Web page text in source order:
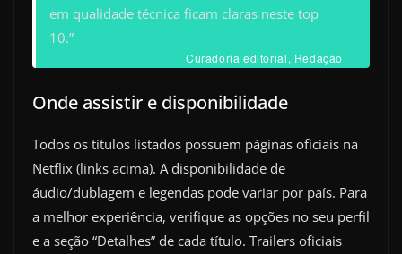
em qualidade técnica ficam claras neste top
10.”
Curadoria editorial, Redação
Onde assistir e disponibilidade
Todos os títulos listados possuem páginas oficiais na
Netflix (links acima). A disponibilidade de
áudio/dublagem e legendas pode variar por país. Para
a melhor experiência, verifique as opções no seu perfil
e a seção “Detalhes” de cada título. Trailers oficiais